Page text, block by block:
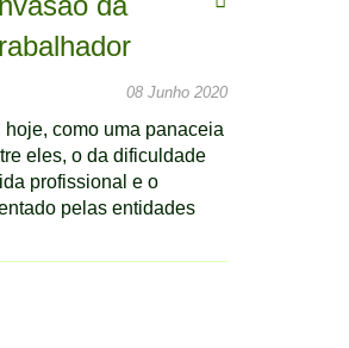
08 Junho 2020
como uma panaceia
eles, o da dificuldade
profissional e o
pelas entidades